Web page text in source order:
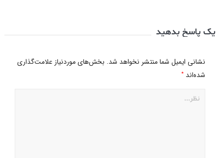
یک پاسخ بدهید
نشانی ایمیل شما منتشر نخواهد شد. بخش‌های موردنیاز علامت‌گذاری
شده‌اند *